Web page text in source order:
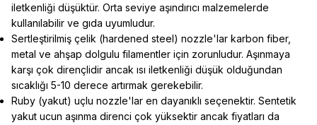
iletkenliği düşüktür. Orta seviye aşındırıcı malzemelerde
kullanılabilir ve gıda uyumludur.
Sertleştirilmiş çelik (hardened steel) nozzle'lar karbon fiber,
metal ve ahşap dolgulu filamentler için zorunludur. Aşınmaya
karşı çok dirençlidir ancak ısı iletkenliği düşük olduğundan
sıcaklığı 5-10 derece artırmak gerekebilir.
Ruby (yakut) uçlu nozzle'lar en dayanıklı seçenektir. Sentetik
yakut ucun aşınma direnci çok yüksektir ancak fiyatları da